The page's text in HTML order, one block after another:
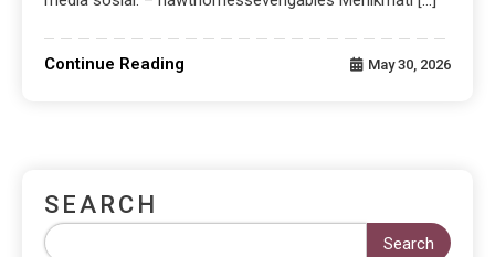
Continue Reading May 30, 2026
SEARCH
Search